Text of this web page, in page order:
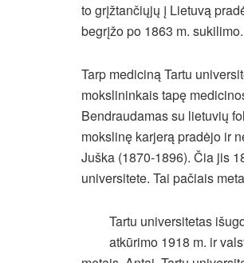
to grįžtančiųjų į Lietuvą
begrįžo po 1863 m. sukilimo.
Tarp mediciną Tartu
mokslininkais tapę
Bendraudamas su lietuvių
mokslinę karjerą pradėjo ir
Juška (1870-1896). Čia jis
universitete. Tai pačiais
Tartu universitetas
atkūrimo 1918 m. ir